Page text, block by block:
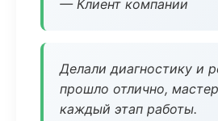
— Клиент компании
Делали диагностику и
прошло отлично,
каждый этап работы.